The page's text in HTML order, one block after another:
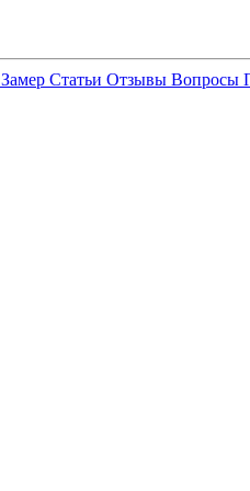
Замер Статьи Отзывы Вопросы